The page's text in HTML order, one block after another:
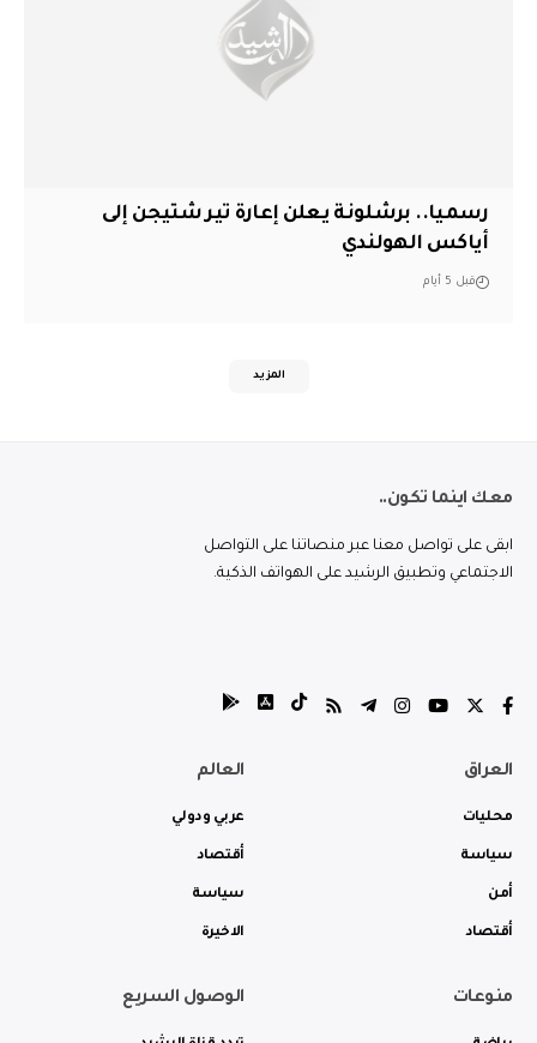
رسميا.. برشلونة يعلن إعارة تير شتيجن إلى
أياكس الهولندي
قبل 5 أيام
المزيد
معك اينما تكون..
ابقى على تواصل معنا عبر منصاتنا على التواصل
الاجتماعي وتطبيق الرشيد على الهواتف الذكية.
العراق
محليات
سياسة
أمن
أقتصاد
العالم
عربي ودولي
أقتصاد
سياسة
الاخيرة
منوعات الوصول السريع